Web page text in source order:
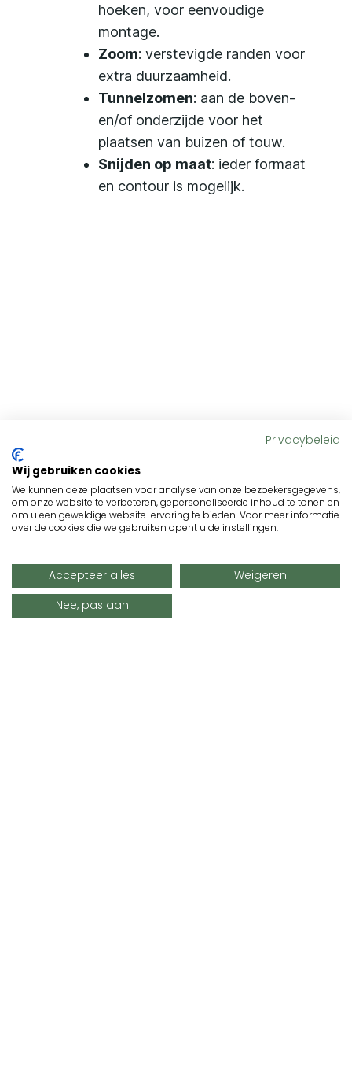
hoeken, voor eenvoudige
montage.
Zoom: verstevigde randen voor
extra duurzaamheid.
Tunnelzomen: aan de boven-
en/of onderzijde voor het
plaatsen van buizen of touw.
Snijden op maat: ieder formaat
en contour is mogelijk.
Privacybeleid
Wij gebruiken cookies
We kunnen deze plaatsen voor analyse van onze bezoekersgegevens,
om onze website te verbeteren, gepersonaliseerde inhoud te tonen en
om u een geweldige website-ervaring te bieden. Voor meer informatie
over de cookies die we gebruiken opent u de instellingen.
Accepteer alles
Weigeren
Nee, pas aan